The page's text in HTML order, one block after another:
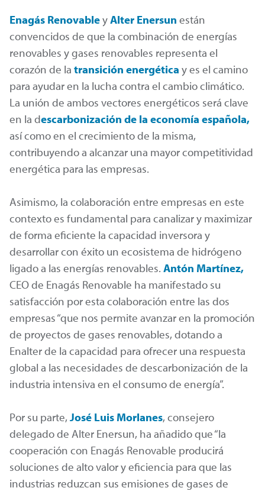
Enagás RenovableyAlter Enersun están
convencidos de que la combinación de energías
renovables y gases renovables representa el
corazón de la transición energética y es el camino
para ayudar en la lucha contra el cambio climático.
La unión de ambos vectores energéticos será clave
en la descarbonización de la economía española,
así como en el crecimiento de la misma,
contribuyendo a alcanzar una mayor competitividad
energética para las empresas.
Asimismo, la colaboración entre empresas en este
contexto es fundamental para canalizar y maximizar
de forma eficiente la capacidad inversora y
desarrollar con éxito un ecosistema de hidrógeno
ligado a las energías renovables. Antón Martínez,
CEO de Enagás Renovable ha manifestado su
satisfacción por esta colaboración entre las dos
empresas “que nos permite avanzar en la promoción
de proyectos de gases renovables, dotando a
Enalter de la capacidad para ofrecer una respuesta
global a las necesidades de descarbonización de la
industria intensiva en el consumo de energía”.
Por su parte,José Luis Morlanes, consejero
delegado de Alter Enersun, ha añadido que “la
cooperación con Enagás Renovable producirá
soluciones de alto valor y eficiencia para que las
industrias reduzcan sus emisiones de gases de